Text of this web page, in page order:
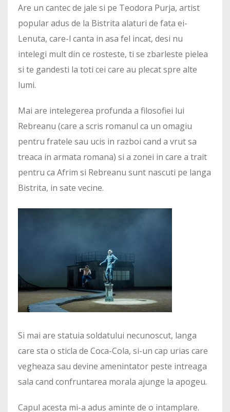
Are un cantec de jale si pe Teodora Purja, artist
popular adus de la Bistrita alaturi de fata ei-
Lenuta, care-l canta in asa fel incat, desi nu
intelegi mult din ce rosteste, ti se zbarleste pielea
si te gandesti la toti cei care au plecat spre alte
lumi.
Mai are intelegerea profunda a filosofiei lui
Rebreanu (care a scris romanul ca un omagiu
pentru fratele sau ucis in razboi cand a vrut sa
treaca in armata romana) si a zonei in care a trait
pentru ca Afrim si Rebreanu sunt nascuti pe langa
Bistrita, in sate vecine.
Si mai are statuia soldatului necunoscut, langa
care sta o sticla de Coca-Cola, si-un cap urias care
vegheaza sau devine amenintator peste intreaga
sala cand confruntarea morala ajunge la apogeu.
Capul acesta mi-a adus aminte de o intamplare.